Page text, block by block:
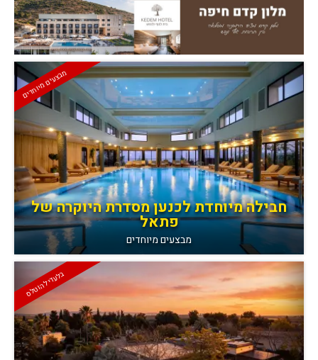
מבצעים מיוחדים
חבילה מיוחדת לכנען מסדרת היוקרה של
פתאל
מבצעים מיוחדים
בלעדי להוטלס